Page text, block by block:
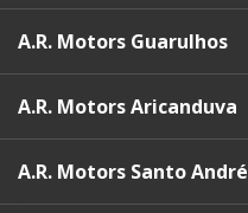
A.R. Motors Guarulhos
A.R. Motors Aricanduva
A.R. Motors Santo André